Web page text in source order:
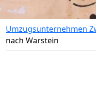
Umzugsunternehmen
nach Warstein